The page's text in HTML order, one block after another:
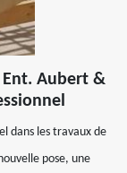
Aubert &
dans les travaux de
pose, une